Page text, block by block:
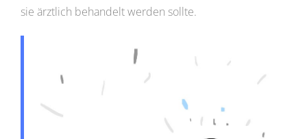
sie ärztlich behandelt werden sollte.